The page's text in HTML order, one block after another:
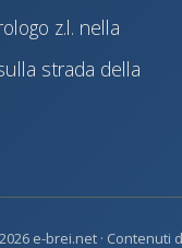
z.l. nella
strada della
e-brei.net · Contenuti